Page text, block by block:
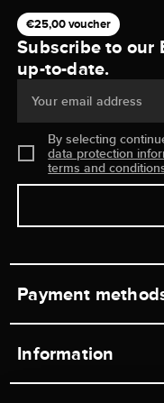
€25,00 voucher
Subscribe to our
up-to-date.
Your email address
By selecting
data protection
terms and
Payment
Information